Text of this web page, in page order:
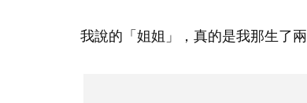
我說的「姐姐」，真的是我那生了